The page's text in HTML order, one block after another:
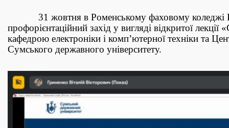
31 жовтня в Роменському фаховому коледжі
профорієнтаційний захід у вигляді відкритої
кафедрою електроніки і комп’ютерної техніки та
Сумського державного університету.